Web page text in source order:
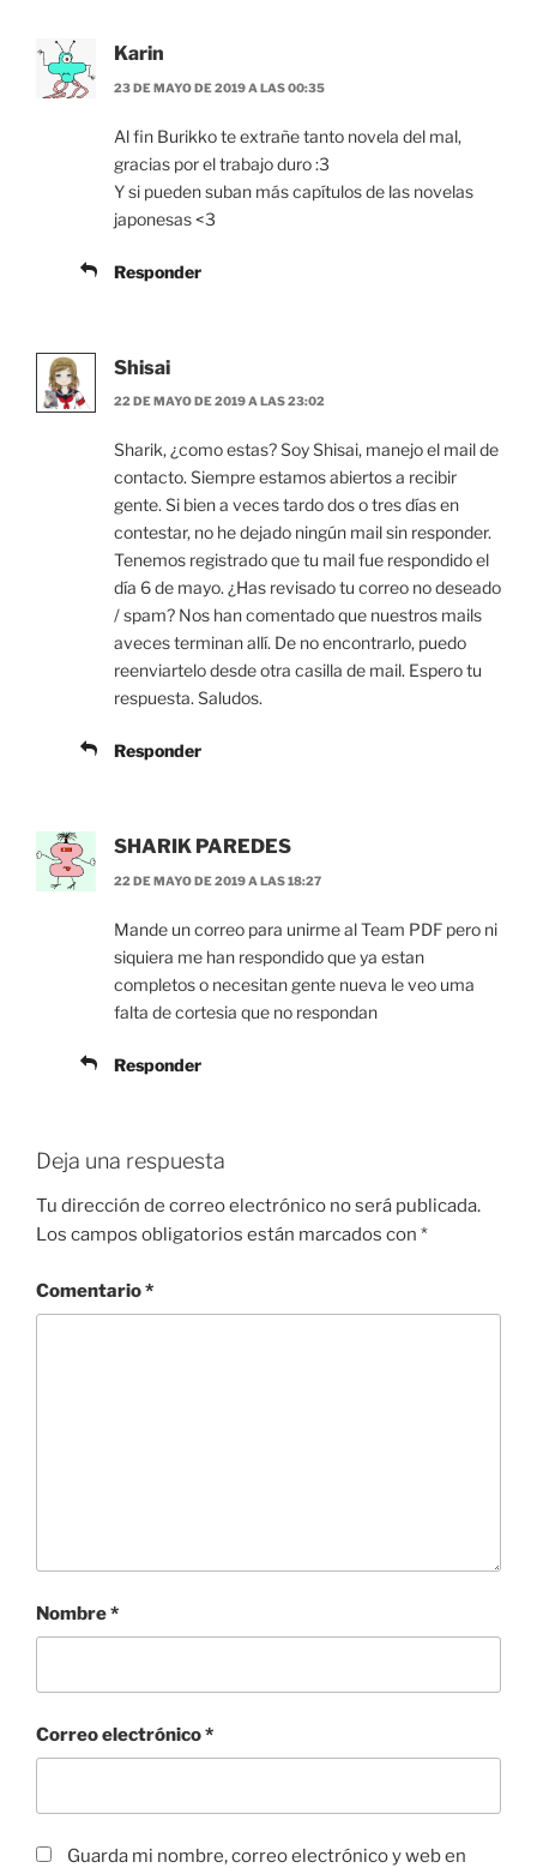
Karin
23 DE MAYO DE 2019 A LAS 00:35
Al fin Burikko te extrañe tanto novela del mal,
gracias por el trabajo duro :3
Y si pueden suban más capítulos de las novelas
japonesas <3
Responder
Shisai
22 DE MAYO DE 2019 A LAS 23:02
Sharik, ¿como estas? Soy Shisai, manejo el mail de
contacto. Siempre estamos abiertos a recibir
gente. Si bien a veces tardo dos o tres días en
contestar, no he dejado ningún mail sin responder.
Tenemos registrado que tu mail fue respondido el
día 6 de mayo. ¿Has revisado tu correo no deseado
/ spam? Nos han comentado que nuestros mails
aveces terminan allí. De no encontrarlo, puedo
reenviartelo desde otra casilla de mail. Espero tu
respuesta. Saludos.
Responder
SHARIK PAREDES
22 DE MAYO DE 2019 A LAS 18:27
Mande un correo para unirme al Team PDF pero ni
siquiera me han respondido que ya estan
completos o necesitan gente nueva le veo uma
falta de cortesia que no respondan
Responder
Deja una respuesta
Tu dirección de correo electrónico no será publicada.
Los campos obligatorios están marcados con *
Comentario*
Nombre*
Correo electrónico*
Guarda mi nombre, correo electrónico y web en